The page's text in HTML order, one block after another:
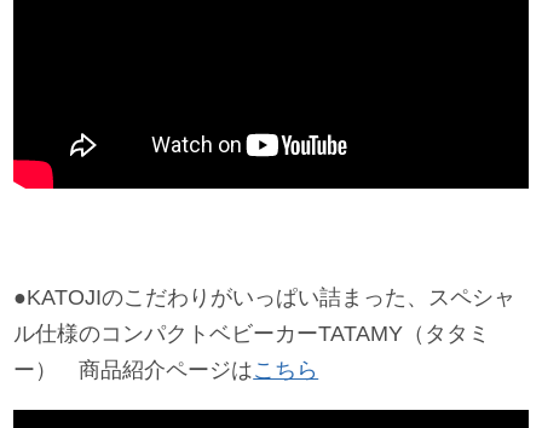
オフィシャルInstagram
× 閉じる
●KATOJIのこだわりがいっぱい詰まった、スペシャ
ル仕様のコンパクトベビーカーTATAMY（タタミ
ー） 商品紹介ページはこちら